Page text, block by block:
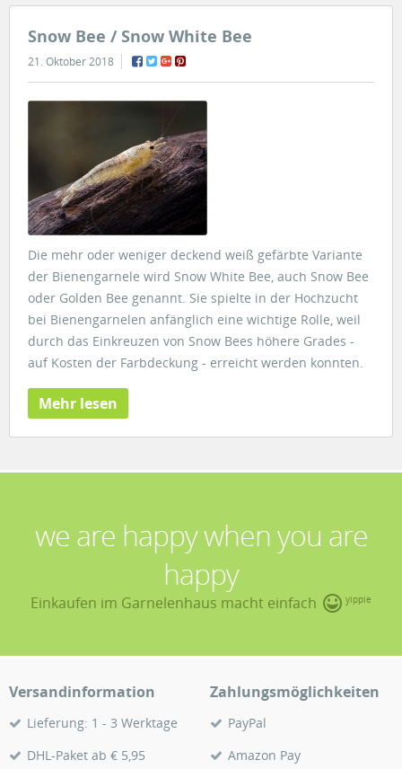
Snow Bee / Snow White Bee
21. Oktober 2018
Die mehr oder weniger deckend weiß gefärbte Variante
der Bienengarnele wird Snow White Bee, auch Snow Bee
oder Golden Bee genannt. Sie spielte in der Hochzucht
bei Bienengarnelen anfänglich eine wichtige Rolle, weil
durch das Einkreuzen von Snow Bees höhere Grades -
auf Kosten der Farbdeckung - erreicht werden konnten.
Mehr lesen
we are happy when you are
happy
Einkaufen im Garnelenhaus macht einfach yippie
Versandinformation
Lieferung: 1 - 3 Werktage
DHL-Paket ab € 5,95
Zahlungsmöglichkeiten
PayPal
Amazon Pay